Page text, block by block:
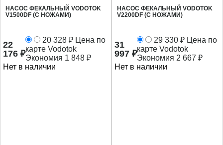
НАСОС ФЕКАЛЬНЫЙ VODOTOK
V1500DF (С НОЖАМИ)
22
176 ₽
20 328 ₽ Цена по
карте Vodotok
Экономия 1 848 ₽
Нет в наличии
НАСОС ФЕКАЛЬНЫЙ VODOTOK
V2200DF (С НОЖАМИ)
31
997 ₽
29 330 ₽ Цена по
карте Vodotok
Экономия 2 667 ₽
Нет в наличии